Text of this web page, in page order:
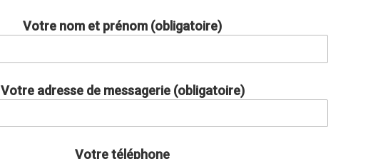
Votre nom et prénom (obligatoire)
Votre adresse de messagerie (obligatoire)
Votre téléphone